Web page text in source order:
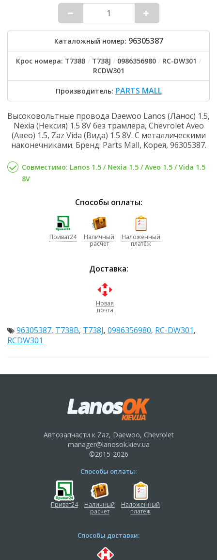
Каталожный номер: 96305387
Крос номера: T738B / T738J / 0986356980 / RC-DW301 /
RCDW301
Производитель: PARTS MALL
Высоковольтные провода Daewoo Lanos (Ланос) 1.5,
Nexia (Нексия) 1.5 8V без трамлера, Chevrolet Aveo
(Авео) 1.5, Zaz Vida (Вида) 1.5 8V. С металлическими
наконечниками. Бренд: Parts Mall, Корея, 96305387.
Совместимо: Lanos 1.5 / Nexia 1.5 / Aveo 1.5 / Vida 1.5
8V
Способы оплаты:
Приват24
Наличный
расчет
Наложенный
платёж
Доставка:
Новая
почта
96305387, T738B, T738J, 0986356980, RC-DW301 ,
RCDW301
Автозапчасти к Zaz, Daewoo, Chevrolet
manager@lanosok.kiev.ua
©2015-2026
Способы оплаты:
Приват24
Наличный
расчет
Наложенный
платёж
Способы доставки: